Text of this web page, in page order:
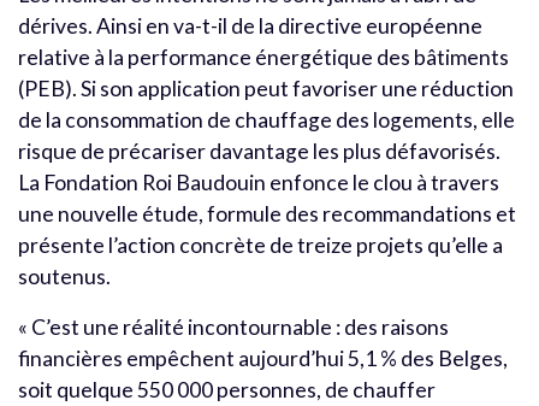
dérives. Ainsi en va-t-il de la directive européenne
relative à la performance énergétique des bâtiments
(PEB). Si son application peut favoriser une réduction
de la consommation de chauffage des logements, elle
risque de précariser davantage les plus défavorisés.
La Fondation Roi Baudouin enfonce le clou à travers
une nouvelle étude, formule des recommandations et
présente l’action concrète de treize projets qu’elle a
soutenus.
« C’est une réalité incontournable : des raisons
financières empêchent aujourd’hui 5,1 % des Belges,
soit quelque 550 000 personnes, de chauffer